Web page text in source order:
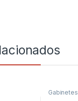
Gabinetes